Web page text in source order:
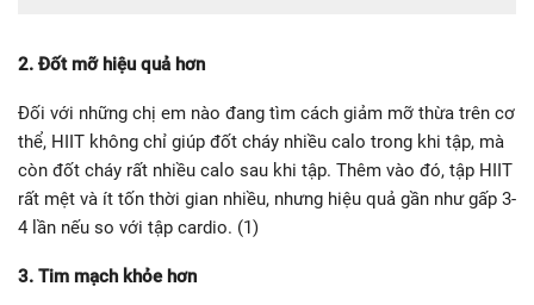
2. Đốt mỡ hiệu quả hơn
Đối với những chị em nào đang tìm cách giảm mỡ thừa trên cơ
thể, HIIT không chỉ giúp đốt cháy nhiều calo trong khi tập, mà
còn đốt cháy rất nhiều calo sau khi tập. Thêm vào đó, tập HIIT
rất mệt và ít tốn thời gian nhiều, nhưng hiệu quả gần như gấp 3-
4 lần nếu so với tập cardio. (1)
3. Tim mạch khỏe hơn